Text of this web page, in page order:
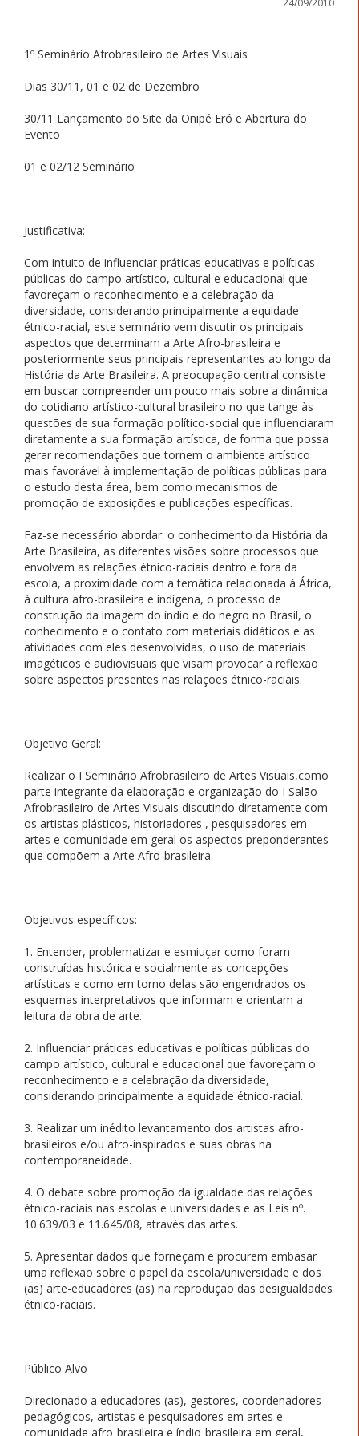
1º Seminário Afrobrasileiro de Artes Visuais
Dias 30/11, 01 e 02 de Dezembro
30/11 Lançamento do Site da Onipé Eró e Abertura do
Evento
01 e 02/12 Seminário
Justificativa:
Com intuito de influenciar práticas educativas e políticas
públicas do campo artístico, cultural e educacional que
favoreçam o reconhecimento e a celebração da
diversidade, considerando principalmente a equidade
étnico-racial, este seminário vem discutir os principais
aspectos que determinam a Arte Afro-brasileira e
posteriormente seus principais representantes ao longo da
História da Arte Brasileira. A preocupação central consiste
em buscar compreender um pouco mais sobre a dinâmica
do cotidiano artístico-cultural brasileiro no que tange às
questões de sua formação político-social que influenciaram
diretamente a sua formação artística, de forma que possa
gerar recomendações que tornem o ambiente artístico
mais favorável à implementação de políticas públicas para
o estudo desta área, bem como mecanismos de
promoção de exposições e publicações específicas.
Faz-se necessário abordar: o conhecimento da História da
Arte Brasileira, as diferentes visões sobre processos que
envolvem as relações étnico-raciais dentro e fora da
escola, a proximidade com a temática relacionada á África,
à cultura afro-brasileira e indígena, o processo de
construção da imagem do índio e do negro no Brasil, o
conhecimento e o contato com materiais didáticos e as
atividades com eles desenvolvidas, o uso de materiais
imagéticos e audiovisuais que visam provocar a reflexão
sobre aspectos presentes nas relações étnico-raciais.
Objetivo Geral:
Realizar o I Seminário Afrobrasileiro de Artes Visuais,como
parte integrante da elaboração e organização do I Salão
Afrobrasileiro de Artes Visuais discutindo diretamente com
os artistas plásticos, historiadores , pesquisadores em
artes e comunidade em geral os aspectos preponderantes
que compõem a Arte Afro-brasileira.
Objetivos específicos:
1. Entender, problematizar e esmiuçar como foram
construídas histórica e socialmente as concepções
artísticas e como em torno delas são engendrados os
esquemas interpretativos que informam e orientam a
leitura da obra de arte.
2. Influenciar práticas educativas e políticas públicas do
campo artístico, cultural e educacional que favoreçam o
reconhecimento e a celebração da diversidade,
considerando principalmente a equidade étnico-racial.
3. Realizar um inédito levantamento dos artistas afro-
brasileiros e/ou afro-inspirados e suas obras na
contemporaneidade.
4. O debate sobre promoção da igualdade das relações
étnico-raciais nas escolas e universidades e as Leis nº.
10.639/03 e 11.645/08, através das artes.
5. Apresentar dados que forneçam e procurem embasar
uma reflexão sobre o papel da escola/universidade e dos
(as) arte-educadores (as) na reprodução das desigualdades
étnico-raciais.
Público Alvo
Direcionado a educadores (as), gestores, coordenadores
pedagógicos, artistas e pesquisadores em artes e
comunidade afro-brasileira e índio-brasileira em geral,